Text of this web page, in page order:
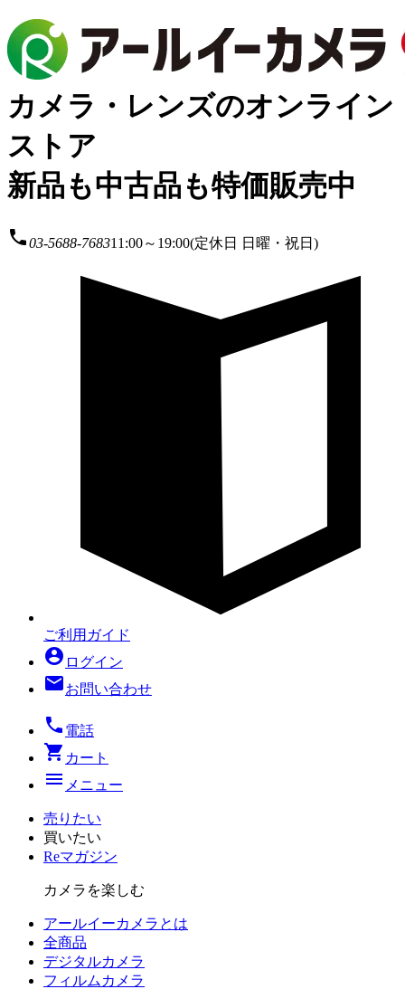
カメラ・レンズのオンライン
ストア
新品も中古品も特価販売中
local_phone03-5688-768311:00～19:00(定休日 日曜・祝日)
ご利用ガイド
account_circle ログイン
mailお問い合わせ
local_phone 電話
shopping_cart カート
menu メニュー
売りたい
買いたい
Reマガジン
カメラを楽しむ
アールイーカメラとは
全商品
デジタルカメラ
フィルム カメラ